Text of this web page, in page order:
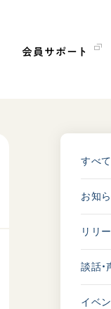
会員サポート
【被爆
して生
志百…
SDGs
動画
すべて
お知
リリ
談話・
イベ